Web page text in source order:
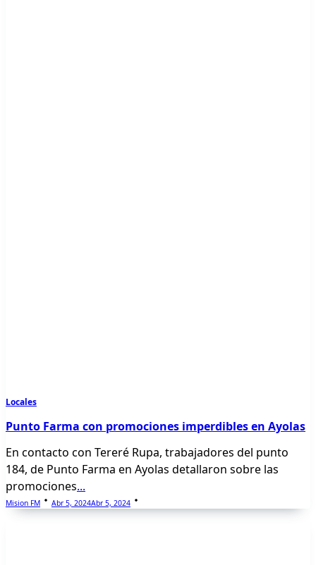
Locales
Punto Farma con promociones imperdibles en Ayolas
En contacto con Tereré Rupa, trabajadores del punto
184, de Punto Farma en Ayolas detallaron sobre las
promociones...
Mision FM Abr 5, 2024Abr 5, 2024